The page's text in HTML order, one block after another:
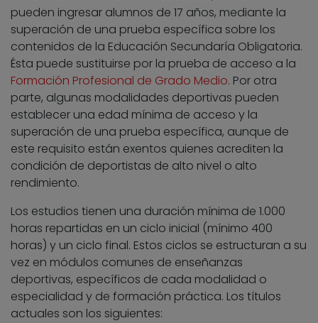
pueden ingresar alumnos de 17 años, mediante la
superación de una prueba específica sobre los
contenidos de la Educación Secundaría Obligatoria.
Ésta puede sustituirse por la prueba de acceso a la
Formación Profesional de Grado Medio. Por otra
parte, algunas modalidades deportivas pueden
establecer una edad mínima de acceso y la
superación de una prueba específica, aunque de
este requisito están exentos quienes acrediten la
condición de deportistas de alto nivel o alto
rendimiento.
Los estudios tienen una duración mínima de 1.000
horas repartidas en un ciclo inicial (mínimo 400
horas) y un ciclo final. Estos ciclos se estructuran a su
vez en módulos comunes de enseñanzas
deportivas, específicos de cada modalidad o
especialidad y de formación práctica. Los títulos
actuales son los siguientes: